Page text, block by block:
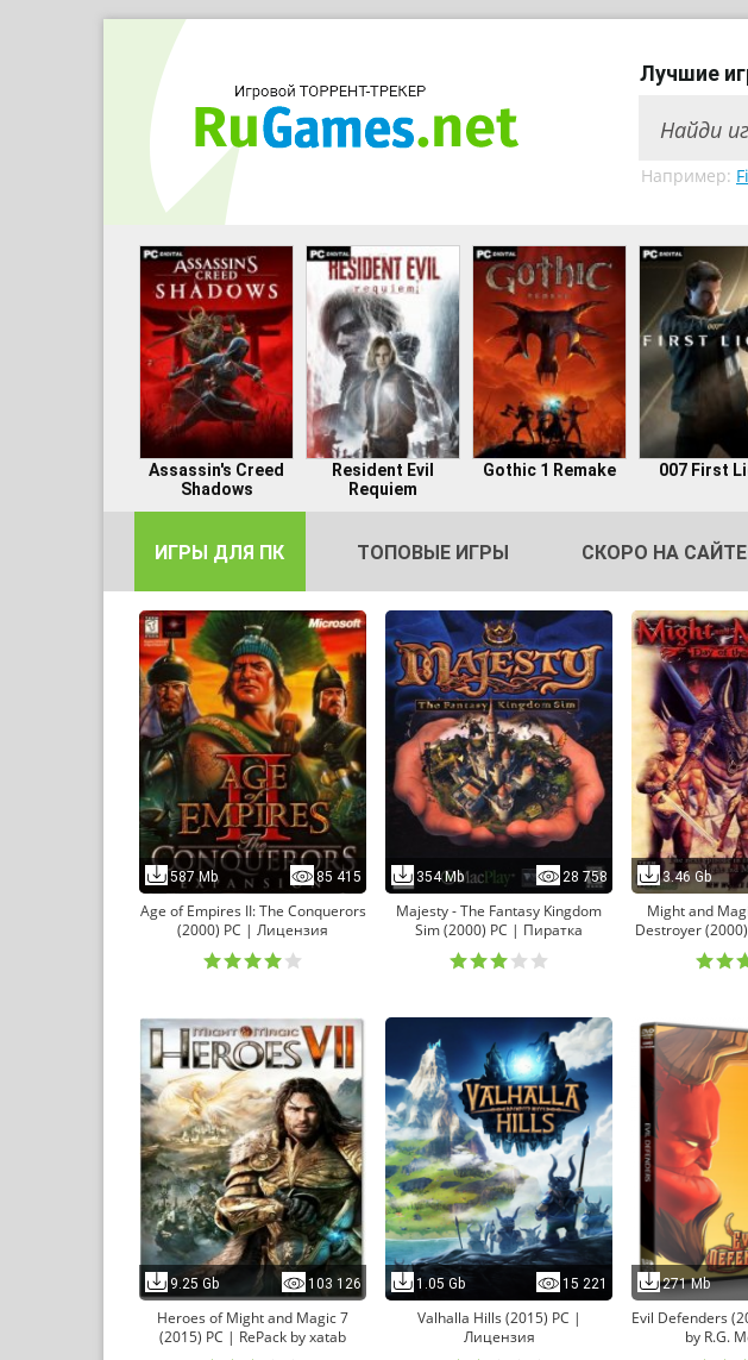
Лучшие
Например:
Assassin's Creed
Shadows
Resident Evil
Requiem
Gothic 1 Remake 007 First
ИГРЫ ДЛЯ ПК ТОПОВЫЕ ИГРЫ СКОРО НА САЙТЕ
587 Mb 85 415
Age of Empires II: The Conquerors
(2000) PC | Лицензия
354 Mb 28 758
Majesty - The Fantasy Kingdom
Sim (2000) PC | Пиратка
3.46 Gb
Might and
Destroyer
9.25 Gb 103 126
Heroes of Might and Magic 7
(2015) PC | RePack by xatab
1.05 Gb 15 221
Valhalla Hills (2015) PC |
Лицензия
271 Mb
Evil Defenders
by R.G.